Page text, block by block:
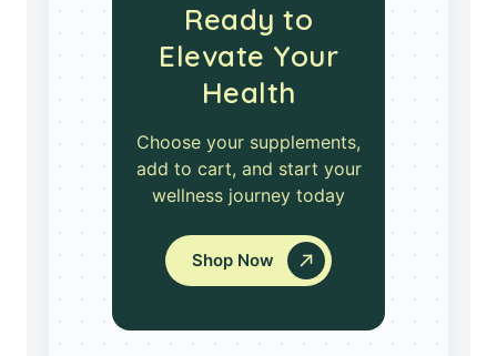
Ready to
Elevate Your
Health
Choose your supplements,
add to cart, and start your
wellness journey today
Shop Now